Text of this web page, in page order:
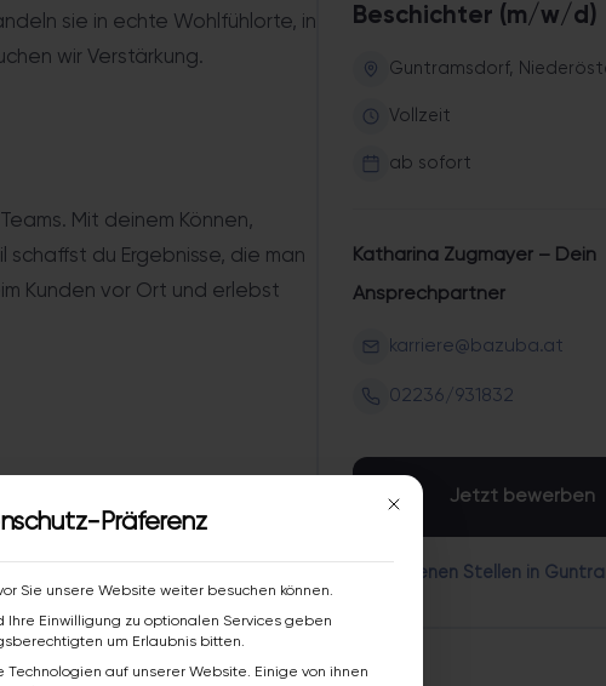
sie in echte Wohlfühlorte, in
wir Verstärkung.
Mit deinem Können,
schaffst du Ergebnisse, die man
Kunden vor Ort und erlebst
spachteln, grundieren und
und Oberflächen.
im Innenbereich.
Beschichter (m/w/d)
Guntramsdorf,
Vollzeit
ab sofort
Katharina Zugmayer – Dein
Ansprechpartner
karriere@bazuba.at
02236/931832
Jetzt bewerben
Alle offenen Stellen in
Mit diesem Button wird der
Präferenz
Sie unsere Website weiter besuchen können.
Ihre Einwilligung zu optionalen Services geben
um Erlaubnis bitten.
auf unserer Website. Einige von ihnen